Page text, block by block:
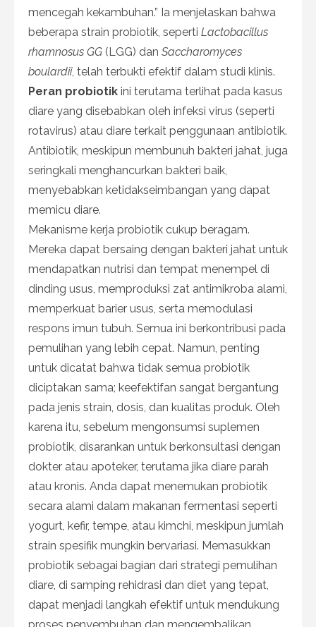
mencegah kekambuhan.” Ia menjelaskan bahwa
beberapa strain probiotik, seperti Lactobacillus
rhamnosus GG (LGG) dan Saccharomyces
boulardii, telah terbukti efektif dalam studi klinis.
Peran probiotik ini terutama terlihat pada kasus
diare yang disebabkan oleh infeksi virus (seperti
rotavirus) atau diare terkait penggunaan antibiotik.
Antibiotik, meskipun membunuh bakteri jahat, juga
seringkali menghancurkan bakteri baik,
menyebabkan ketidakseimbangan yang dapat
memicu diare.
Mekanisme kerja probiotik cukup beragam.
Mereka dapat bersaing dengan bakteri jahat untuk
mendapatkan nutrisi dan tempat menempel di
dinding usus, memproduksi zat antimikroba alami,
memperkuat barier usus, serta memodulasi
respons imun tubuh. Semua ini berkontribusi pada
pemulihan yang lebih cepat. Namun, penting
untuk dicatat bahwa tidak semua probiotik
diciptakan sama; keefektifan sangat bergantung
pada jenis strain, dosis, dan kualitas produk. Oleh
karena itu, sebelum mengonsumsi suplemen
probiotik, disarankan untuk berkonsultasi dengan
dokter atau apoteker, terutama jika diare parah
atau kronis. Anda dapat menemukan probiotik
secara alami dalam makanan fermentasi seperti
yogurt, kefir, tempe, atau kimchi, meskipun jumlah
strain spesifik mungkin bervariasi. Memasukkan
probiotik sebagai bagian dari strategi pemulihan
diare, di samping rehidrasi dan diet yang tepat,
dapat menjadi langkah efektif untuk mendukung